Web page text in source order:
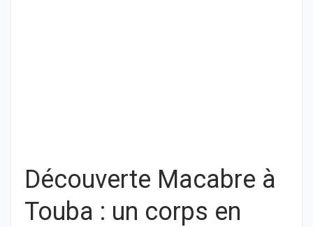
Découverte Macabre à
Touba : un corps en